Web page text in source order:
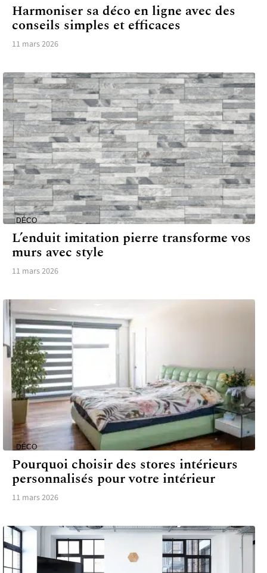
Harmoniser sa déco en ligne avec des
conseils simples et efficaces
11 mars 2026
DÉCO
L’enduit imitation pierre transforme vos
murs avec style
11 mars 2026
DÉCO
Pourquoi choisir des stores intérieurs
personnalisés pour votre intérieur
11 mars 2026